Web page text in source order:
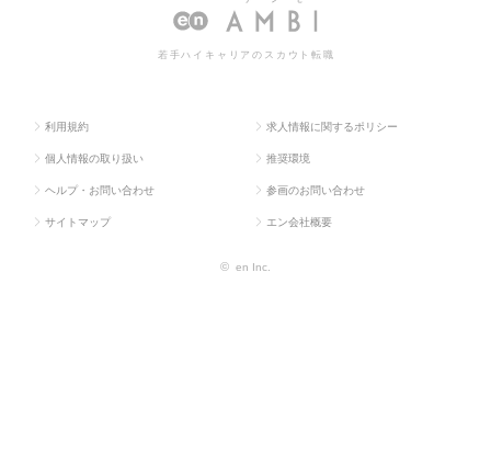
長（電気・電子） 電子）の転職・求人情報一覧
若手ハイキャリアのスカウト転職
利用規約 求人情報に関するポリシー
個人情報の取り扱い 推奨環境
ヘルプ・お問い合わせ 参画のお問い合わせ
サイトマップ エン会社概要
© en Inc.